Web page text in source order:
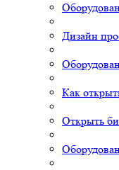
Дизайн
Как
Открыть